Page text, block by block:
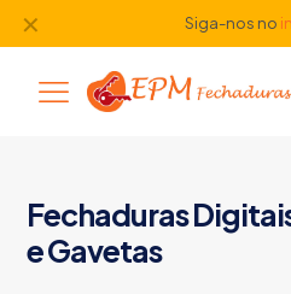
Siga-nos no
✕
Fechaduras
e Gavetas